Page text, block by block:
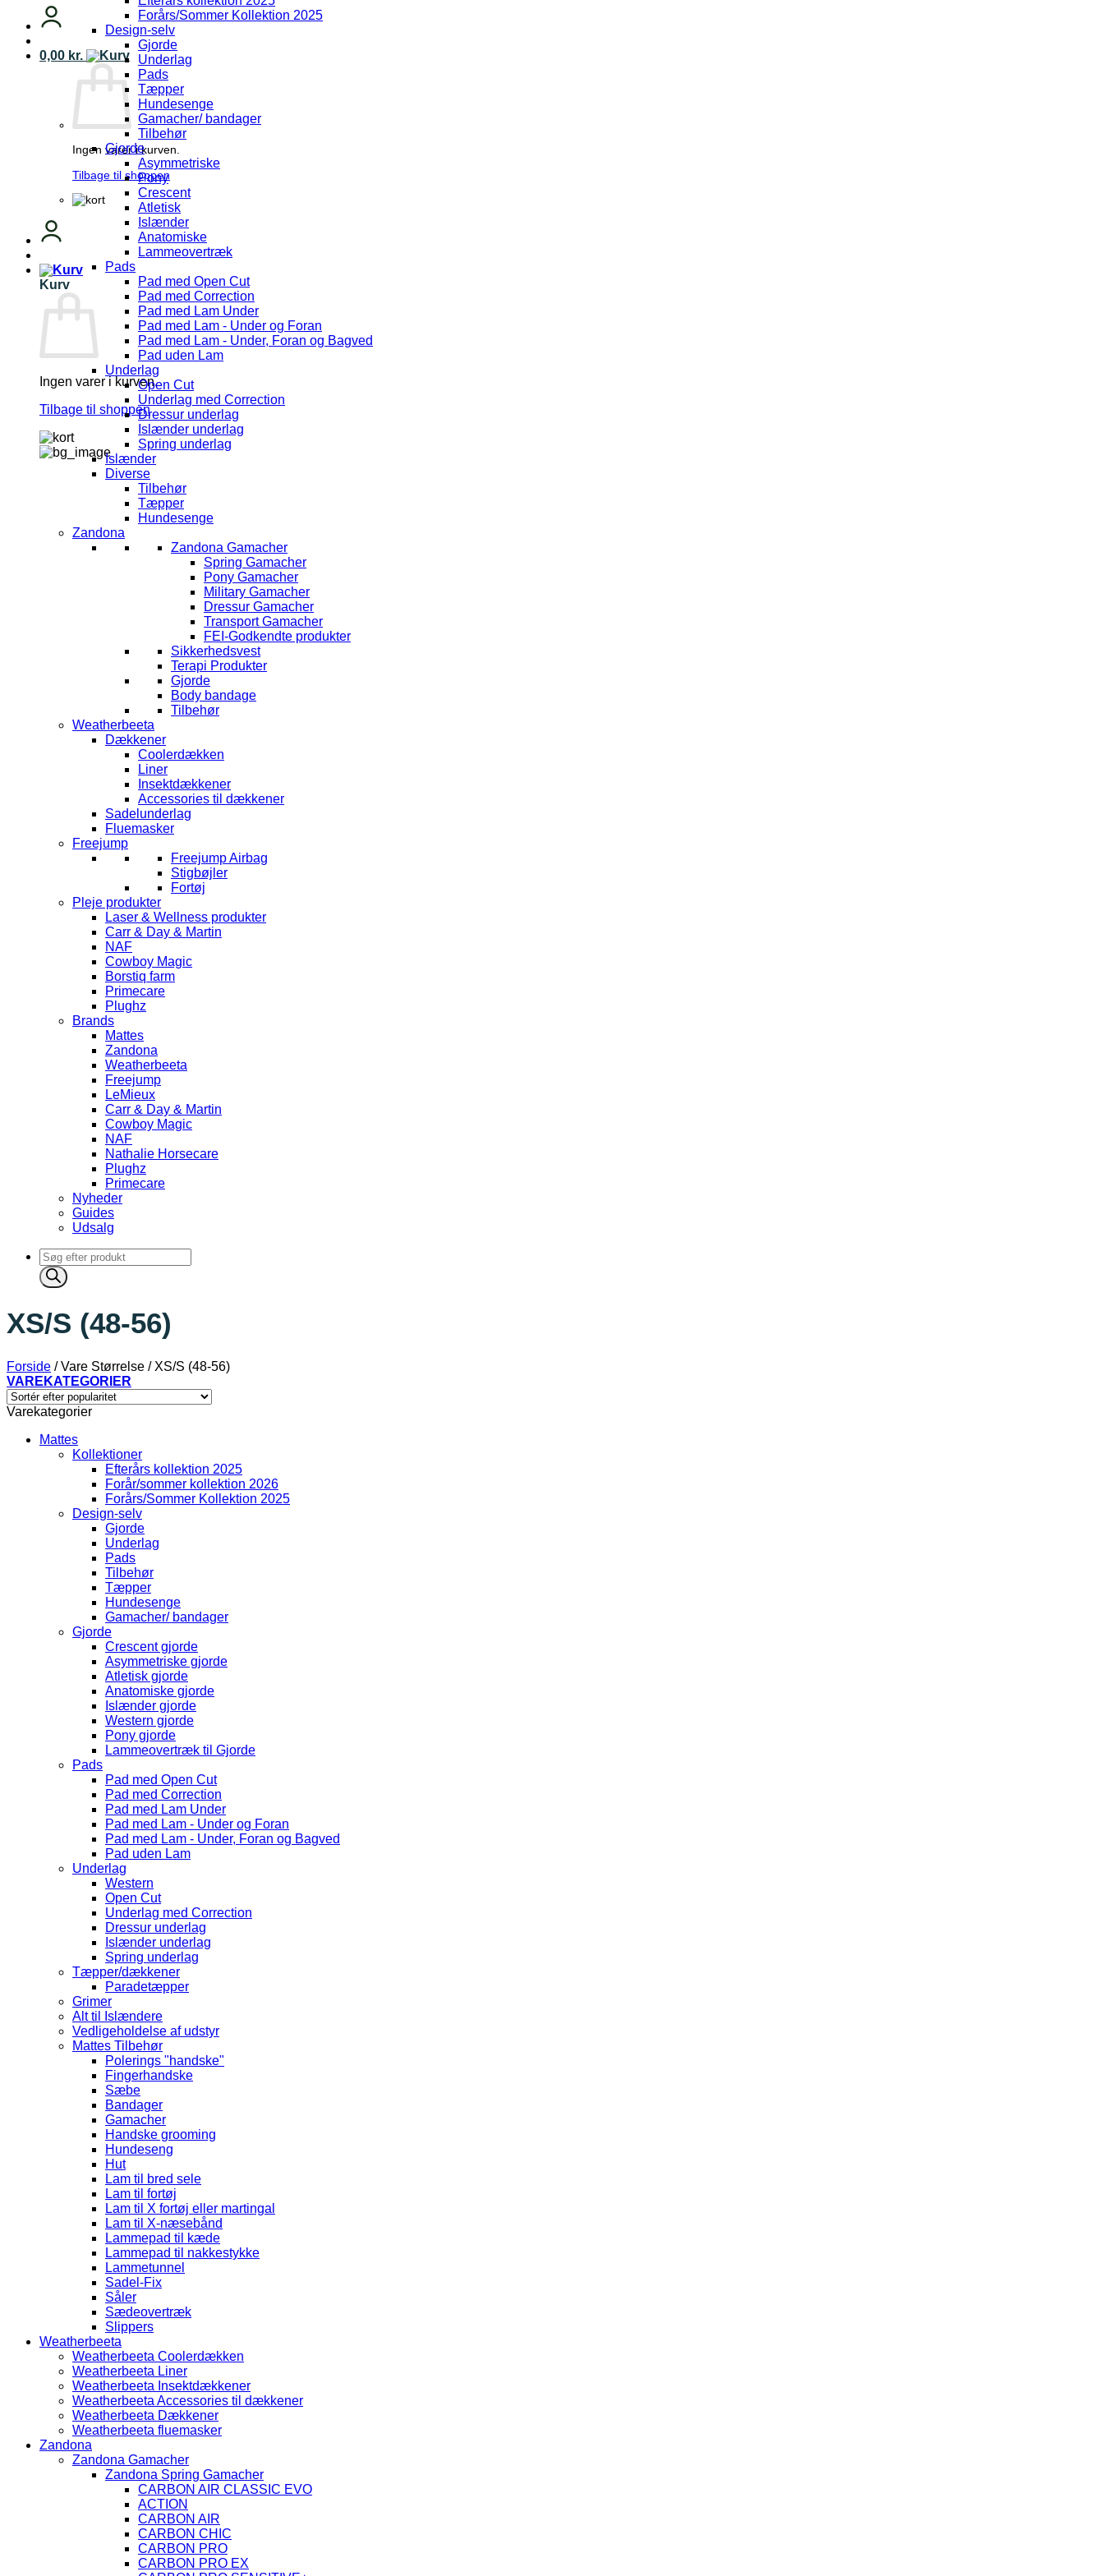
0,00 kr.
Ingen varer i kurven.
Tilbage til shoppen
Kurv
Ingen varer i kurven.
Tilbage til shoppen
Forårs/Sommer Kollektion 2025
Design-selv
Gjorde
Underlag
Pads
Tæpper
Hundesenge
Gamacher/ bandager
Tilbehør
Gjorde
Asymmetriske
Pony
Crescent
Atletisk
Islænder
Anatomiske
Lammeovertræk
Pads
Pad med Open Cut
Pad med Correction
Pad med Lam Under
Pad med Lam - Under og Foran
Pad med Lam - Under, Foran og Bagved
Pad uden Lam
Underlag
Open Cut
Underlag med Correction
Dressur underlag
Islænder underlag
Spring underlag
Islænder
Diverse
Tilbehør
Tæpper
Hundesenge
Zandona
Zandona Gamacher
Spring Gamacher
Pony Gamacher
Military Gamacher
Dressur Gamacher
Transport Gamacher
FEI-Godkendte produkter
Sikkerhedsvest
Terapi Produkter
Gjorde
Body bandage
Tilbehør
Weatherbeeta
Dækkener
Coolerdækken
Liner
Insektdækkener
Accessories til dækkener
Sadelunderlag
Fluemasker
Freejump
Freejump Airbag
Stigbøjler
Fortøj
Pleje produkter
Laser & Wellness produkter
Carr & Day & Martin
NAF
Cowboy Magic
Borstiq farm
Primecare
Plughz
Brands
Mattes
Zandona
Weatherbeeta
Freejump
LeMieux
Carr & Day & Martin
Cowboy Magic
NAF
Nathalie Horsecare
Plughz
Primecare
Nyheder
Guides
Udsalg
Products
search
XS/S (48-56)
Forside /Vare Størrelse /XS/S (48-56)
VAREKATEGORIER
Varekategorier
Mattes
Kollektioner
Efterårs kollektion 2025
Forår/sommer kollektion 2026
Forårs/Sommer Kollektion 2025
Design-selv
Gjorde
Underlag
Pads
Tilbehør
Tæpper
Hundesenge
Gamacher/ bandager
Gjorde
Crescent gjorde
Asymmetriske gjorde
Atletisk gjorde
Anatomiske gjorde
Islænder gjorde
Western gjorde
Pony gjorde
Lammeovertræk til Gjorde
Pads
Pad med Open Cut
Pad med Correction
Pad med Lam Under
Pad med Lam - Under og Foran
Pad med Lam - Under, Foran og Bagved
Pad uden Lam
Underlag
Western
Open Cut
Underlag med Correction
Dressur underlag
Islænder underlag
Spring underlag
Tæpper/dækkener
Paradetæpper
Grimer
Alt til Islændere
Vedligeholdelse af udstyr
Mattes Tilbehør
Polerings "handske"
Fingerhandske
Sæbe
Bandager
Gamacher
Handske grooming
Hundeseng
Hut
Lam til bred sele
Lam til fortøj
Lam til X fortøj eller martingal
Lam til X-næsebånd
Lammepad til kæde
Lammepad til nakkestykke
Lammetunnel
Sadel-Fix
Såler
Sædeovertræk
Slippers
Weatherbeeta
Weatherbeeta Coolerdækken
Weatherbeeta Liner
Weatherbeeta Insektdækkener
Weatherbeeta Accessories til dækkener
Weatherbeeta Dækkener
Weatherbeeta fluemasker
Zandona
Zandona Gamacher
Zandona Spring Gamacher
CARBON AIR CLASSIC EVO
ACTION
CARBON AIR
CARBON CHIC
CARBON PRO
CARBON PRO EX